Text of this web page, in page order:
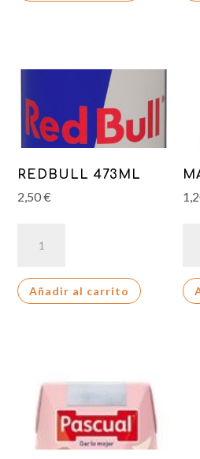
REDBULL 473ML
2,50€
473ML
Añadir al carrito